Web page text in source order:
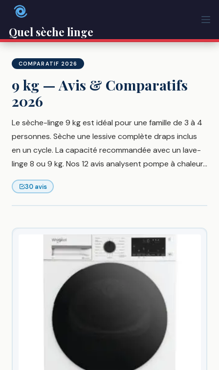
Passer
Quel sèche linge
COMPARATIF 2026
9 kg — Avis & Comparatifs
2026
Le sèche-linge 9 kg est idéal pour une famille de 3 à 4
personnes. Sèche une lessive complète draps inclus
en un cycle. La capacité recommandée avec un lave-
linge 8 ou 9 kg. Nos 12 avis analysent pompe à chaleur...
30 avis